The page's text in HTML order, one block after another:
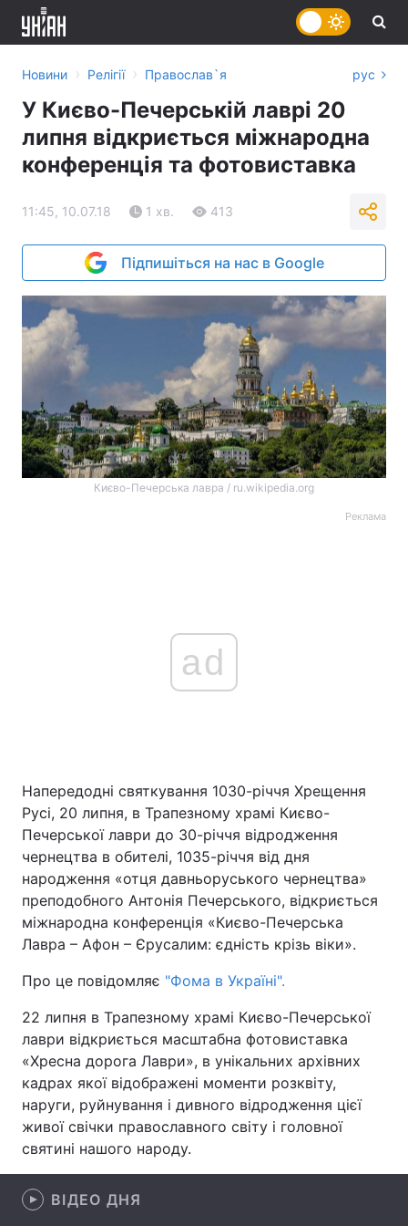
Головна Війна
Україна Політика
Економіка Світ
Спорт Наука
Техно і зв'язок Лайт
Зброя Інциденти
Здоров'я Туризм
Цікавинки Погода
Новини › Релігії › Православ`я рус
У Києво-Печерській лаврі 20
липня відкриється міжнародна
конференція та фотовиставка
11:45, 10.07.18 1 хв. 413
Підпишіться на нас в Google
Києво-Печерська лавра / ru.wikipedia.org
Реклама
ad
Напередодні святкування 1030-річчя Хрещення
Русі, 20 липня, в Трапезному храмі Києво-
Печерської лаври до 30-річчя відродження
чернецтва в обителі, 1035-річчя від дня
народження «отця давньоруського чернецтва»
преподобного Антонія Печерського, відкриється
міжнародна конференція «Києво-Печерська
Лавра – Афон – Єрусалим: єдність крізь віки».
Про це повідомляє "Фома в Україні".
22 липня в Трапезному храмі Києво-Печерської
лаври відкриється масштабна фотовиставка
«Хресна дорога Лаври», в унікальних архівних
кадрах якої відображені моменти розквіту,
наруги, руйнування і дивного відродження цієї
живої свічки православного світу і головної
святині нашого народу.
ВІДЕО ДНЯ